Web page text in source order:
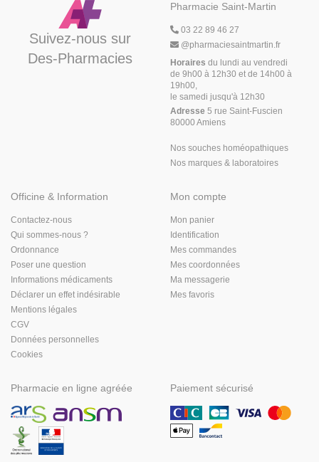
Suivez-nous sur
Des-Pharmacies
Pharmacie Saint-Martin
03 22 89 46 27
@pharmaciesaintmartin.fr
Horaires du lundi au vendredi
de 9h00 à 12h30 et de 14h00 à
19h00,
le samedi jusqu'à 12h30
Adresse 5 rue Saint-Fuscien
80000 Amiens
Nos souches homéopathiques
Nos marques & laboratoires
Officine & Information
Contactez-nous
Qui sommes-nous ?
Ordonnance
Poser une question
Informations médicaments
Déclarer un effet indésirable
Mentions légales
CGV
Données personnelles
Cookies
Mon compte
Mon panier
Identification
Mes commandes
Mes coordonnées
Ma messagerie
Mes favoris
Pharmacie en ligne agréée Paiement sécurisé